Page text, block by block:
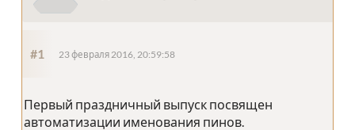
#1 23 февраля 2016, 20:59:58
Первый праздничный выпуск посвящен
автоматизации именования пинов.